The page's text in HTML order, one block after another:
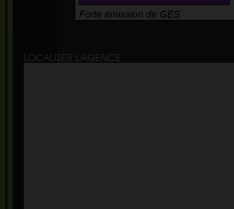
LOCALISER L'AGENCE